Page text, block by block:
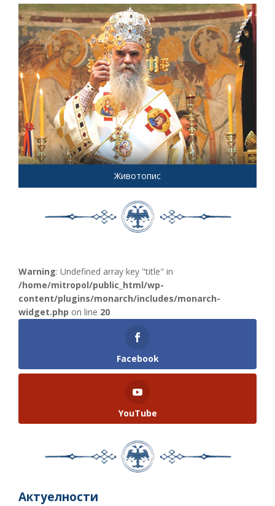
Животопис
Warning: Undefined array key "title" in
/home/mitropol/public_html/wp-
content/plugins/monarch/includes/monarch-
widget.php on line 20
Facebook
YouTube
Актуелности